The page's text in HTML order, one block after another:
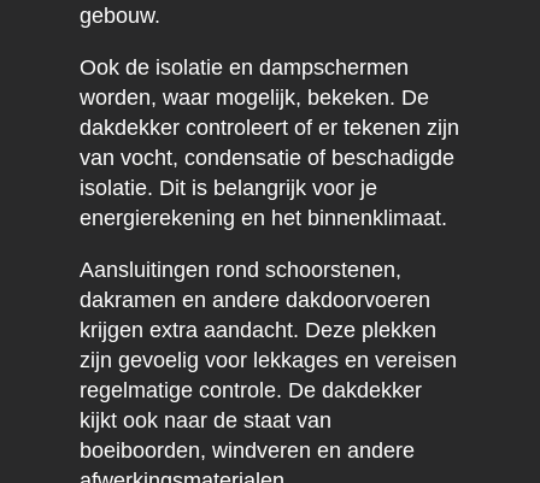
gebouw.
Ook de isolatie en dampschermen
worden, waar mogelijk, bekeken. De
dakdekker controleert of er tekenen zijn
van vocht, condensatie of beschadigde
isolatie. Dit is belangrijk voor je
energierekening en het binnenklimaat.
Aansluitingen rond schoorstenen,
dakramen en andere dakdoorvoeren
krijgen extra aandacht. Deze plekken
zijn gevoelig voor lekkages en vereisen
regelmatige controle. De dakdekker
kijkt ook naar de staat van
boeiboorden, windveren en andere